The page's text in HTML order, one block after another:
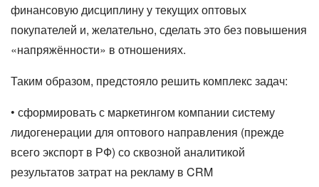
финансовую дисциплину у текущих оптовых
покупателей и, желательно, сделать это без повышения
«напряжённости» в отношениях.
Таким образом, предстояло решить комплекс задач:
• сформировать с маркетингом компании систему
лидогенерации для оптового направления (прежде
всего экспорт в РФ) со сквозной аналитикой
результатов затрат на рекламу в CRM